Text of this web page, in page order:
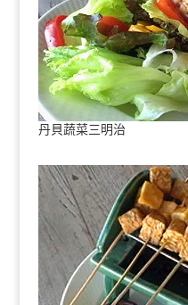
丹貝蔬菜三明治